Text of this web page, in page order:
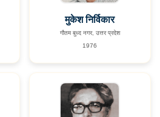
मुकेश निर्विकार
गौतम बुध्द नगर, उत्तर प्रदेश
1976